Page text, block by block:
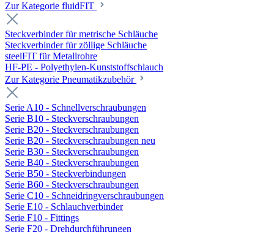
Zur Kategorie fluidFIT
Steckverbinder für metrische Schläuche
Steckverbinder für zöllige Schläuche
steelFIT für Metallrohre
HF-PE - Polyethylen-Kunststoffschlauch
Zur Kategorie Pneumatikzubehör
Serie A10 - Schnellverschraubungen
Serie B10 - Steckverschraubungen
Serie B20 - Steckverschraubungen
Serie B20 - Steckverschraubungen neu
Serie B30 - Steckverschraubungen
Serie B40 - Steckverschraubungen
Serie B50 - Steckverbindungen
Serie B60 - Steckverschraubungen
Serie C10 - Schneidringverschraubungen
Serie E10 - Schlauchverbinder
Serie F10 - Fittings
Serie F20 - Drehdurchführungen